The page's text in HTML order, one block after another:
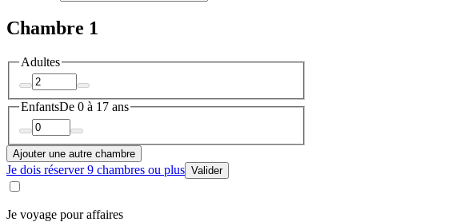
Chambre 1
Adultes
EnfantsDe 0 à 17 ans
Ajouter une autre chambre
Je dois réserver 9 chambres ou plus Valider
Je voyage pour affaires